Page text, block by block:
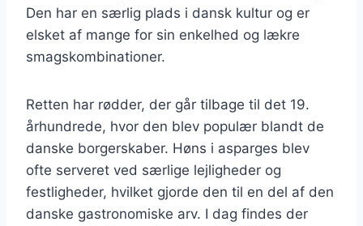
Den har en særlig plads i dansk kultur og er
elsket af mange for sin enkelhed og lækre
smagskombinationer.
Retten har rødder, der går tilbage til det 19.
århundrede, hvor den blev populær blandt de
danske borgerskaber. Høns i asparges blev
ofte serveret ved særlige lejligheder og
festligheder, hvilket gjorde den til en del af den
danske gastronomiske arv. I dag findes der